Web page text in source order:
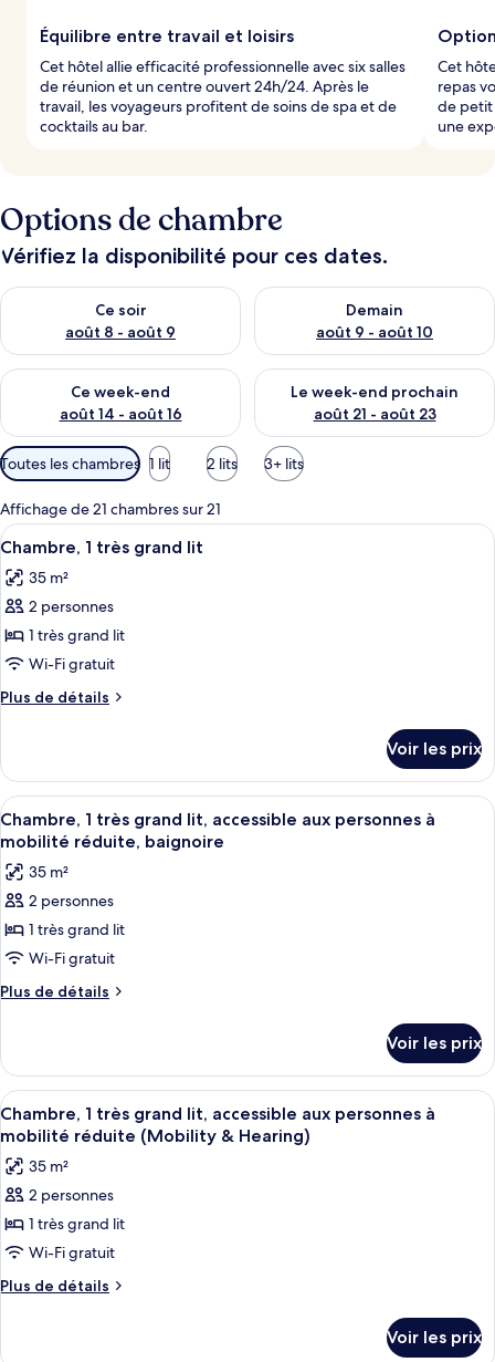
s
v
s
Équilibre entre travail et loisirs
Cet hôtel allie efficacité professionnelle avec six salles
de réunion et un centre ouvert 24h/24. Après le
travail, les voyageurs profitent de soins de spa et de
cocktails au bar.
Cet
repas
de petit
une
Options de chambre
Vérifiez la disponibilité pour ces dates.
Ce soir
août 8 - août 9
Vérifier la disponibilité pour ce soir août 8 - août 9
Demain
août 9 - août 10
Vérifier la disponibilité pour
Ce week-end
août 14 - août 16
Vérifier la disponibilité pour ce week-end août 14 - août 16
Le week-end prochain
août 21 - août 23
Vérifier la disponibilité pour
Filtres
disponibles
pour
les
chambres
Toutes les chambres 1 lit 2 lits 3+ lits
Affichage de 21 chambres sur 21
Afficher
toutes
les
photos
pour
ce
type
de
Chambre,
très
grand
lit
Une chambre d’hôtel moderne
5
Chambre, 1 très grand lit
35 m²
2 personnes
1 très grand lit
Wi-Fi gratuit
Plus de détails
Plus
le
type
de
chambre
très
grand
lit
Voir les prix
Afficher
toutes
les
photos
pour
ce
type
de
1
très
grand
lit,
accessible
aux
personnes
à
mobilité
réduite,
Une chambre d’hôtel moderne
7
Chambre, 1 très grand lit, accessible aux personnes à
mobilité réduite, baignoire
35 m²
2 personnes
1 très grand lit
Wi-Fi gratuit
Plus de détails
Plus
le
type
de
chambre
très
grand
lit,
accessible
personnes
Voir les prix
Afficher
toutes
les
photos
pour
ce
type
de
1
Une chambre d’hôtel moderne
8
Chambre, 1 très grand lit, accessible aux personnes à
mobilité réduite (Mobility & Hearing)
35 m²
2 personnes
1 très grand lit
Wi-Fi gratuit
Plus de détails
Plus
Voir les prix